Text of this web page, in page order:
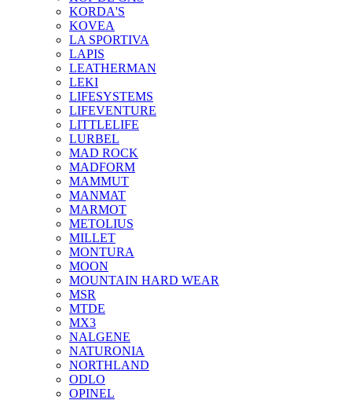
KORDA'S
KOVEA
LA SPORTIVA
LAPIS
LEATHERMAN
LEKI
LIFESYSTEMS
LIFEVENTURE
LITTLELIFE
LURBEL
MAD ROCK
MADFORM
MAMMUT
MANMAT
MARMOT
METOLIUS
MILLET
MONTURA
MOON
MOUNTAIN HARD WEAR
MSR
MTDE
MX3
NALGENE
NATURONIA
NORTHLAND
ODLO
OPINEL